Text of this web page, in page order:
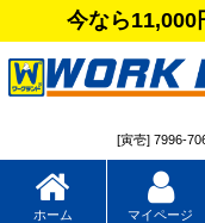
今なら11,000
[寅壱] 7996-
ホーム マイページ